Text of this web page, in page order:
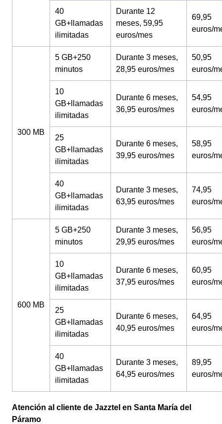
40
GB+llamadas
ilimitadas
Durante 12
meses, 59,95
euros/mes
69,95
euros/
300 MB
5 GB+250
minutos
Durante 3 meses,
28,95 euros/mes
50,95
euros/
10
GB+llamadas
ilimitadas
Durante 6 meses,
36,95 euros/mes
54,95
euros/
25
GB+llamadas
ilimitadas
Durante 6 meses,
39,95 euros/mes
58,95
euros/
40
GB+llamadas
ilimitadas
Durante 3 meses,
63,95 euros/mes
74,95
euros/
600 MB
5 GB+250
minutos
Durante 3 meses,
29,95 euros/mes
56,95
euros/
10
GB+llamadas
ilimitadas
Durante 6 meses,
37,95 euros/mes
60,95
euros/
25
GB+llamadas
ilimitadas
Durante 6 meses,
40,95 euros/mes
64,95
euros/
40
GB+llamadas
ilimitadas
Durante 3 meses,
64,95 euros/mes
89,95
euros/
Atención al cliente de Jazztel en Santa María del
Páramo